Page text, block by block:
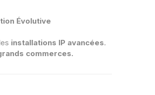
Évolutive
installations IP avancées.
commerces.